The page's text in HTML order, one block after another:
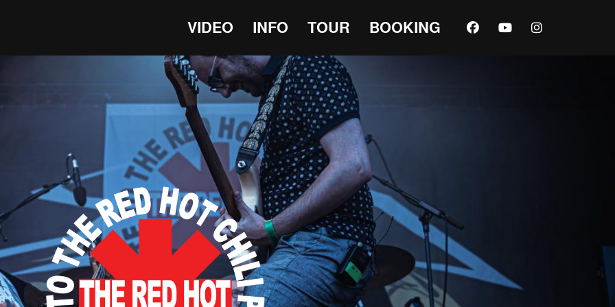
VIDEO INFO TOUR BOOKING